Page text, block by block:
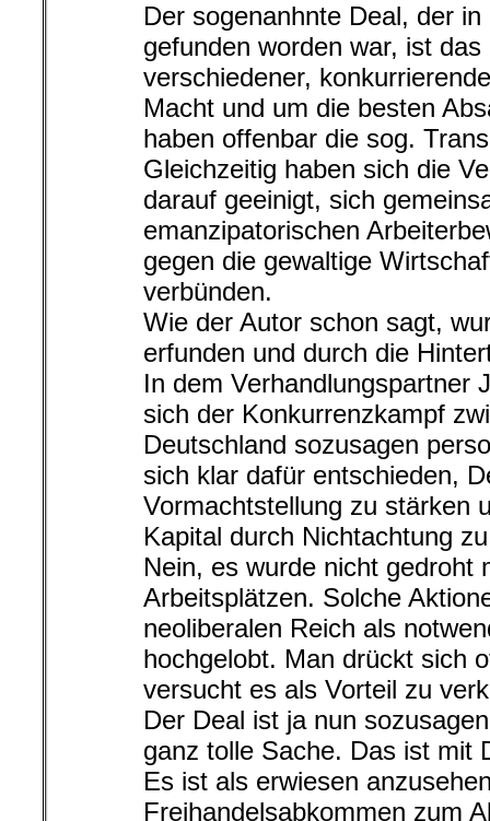
Der sogenanhnte Deal, der
gefunden worden war, ist
verschiedener,
Macht und um die besten
haben offenbar die sog.
Gleichzeitig haben sich die
darauf geeinigt, sich
emanzipatorischen
gegen die gewaltige
verbünden.
Wie der Autor schon sagt,
erfunden und durch die
In dem Verhandlungspartner
sich der Konkurrenzkampf
Deutschland sozusagen
sich klar dafür entschieden,
Vormachtstellung zu stärken
Kapital durch Nichtachtung
Nein, es wurde nicht gedroht
Arbeitsplätzen. Solche
neoliberalen Reich als
hochgelobt. Man drückt sich
versucht es als Vorteil zu
Der Deal ist ja nun
ganz tolle Sache. Das ist mit
Es ist als erwiesen
Freihandelsabkommen zum